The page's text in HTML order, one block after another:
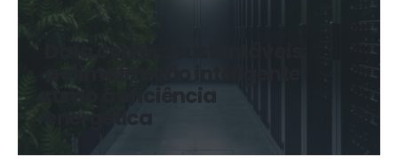
Data centers sustentáveis:
a climatização inteligente
rumo à eficiência
energética